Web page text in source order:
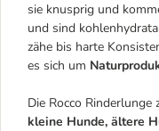
sie knusprig und
und sind
zähe bis harte
es sich um
Die Rocco Rinderlunge
kleine Hunde, ältere